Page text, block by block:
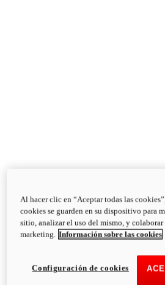
Al hacer clic en “Aceptar todas las
cookies se guarden en su dispositivo para
sitio, analizar el uso del mismo, y colaborar
marketing. Información sobre las cookies
Configuración de cookies